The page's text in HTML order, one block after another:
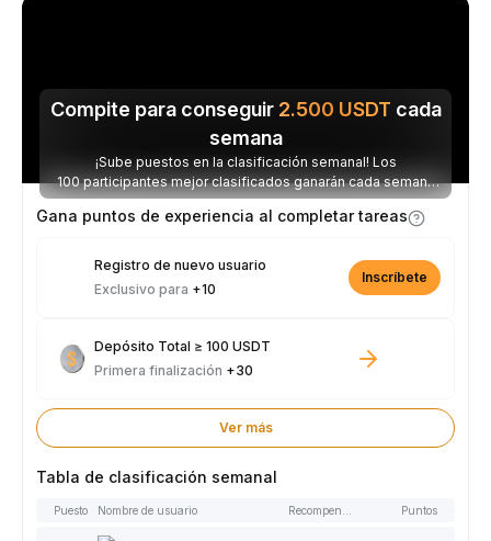
Compite para conseguir 2.500 USDT cada
semana
¡Sube puestos en la clasificación semanal! Los
100 participantes mejor clasificados ganarán cada semana
parte de los 2.500 USDT disponibles.
Gana puntos de experiencia al completar tareas
Registro de nuevo usuario
Exclusivo para +10
Inscríbete
Depósito Total ≥ 100 USDT
Primera finalización +30
Ver más
Tabla de clasificación semanal
Puesto Nombre de usuario Recompensas Puntos